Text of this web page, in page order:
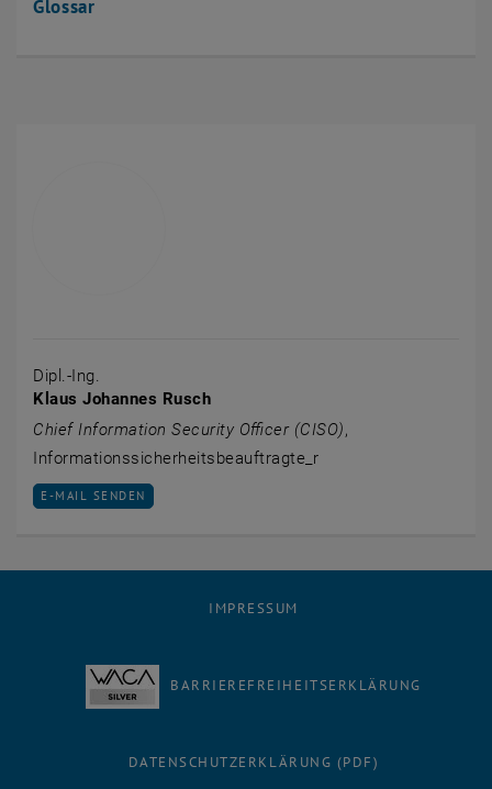
Glossar
Dipl.-Ing.
Klaus Johannes Rusch
Chief Information Security Officer (CISO),
Informationssicherheitsbeauftragte_r
E-MAIL AN KLAUS JOHANNES RUSCH SENDEN
E-MAIL SENDEN
IMPRESSUM
BARRIEREFREIHEITSERKLÄRUNG
DATENSCHUTZERKLÄRUNG (PDF)